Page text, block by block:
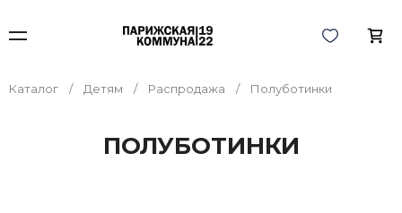
Каталог Детям Распродажа Полуботинки
ПОЛУБОТИНКИ